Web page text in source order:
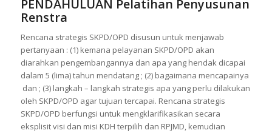
PENDAHULUAN Pelatihan Penyusunan
Renstra
Rencana strategis SKPD/OPD disusun untuk menjawab
pertanyaan : (1) kemana pelayanan SKPD/OPD akan
diarahkan pengembangannya dan apa yang hendak dicapai
dalam 5 (lima) tahun mendatang ; (2) bagaimana mencapainya
dan ; (3) langkah – langkah strategis apa yang perlu dilakukan
oleh SKPD/OPD agar tujuan tercapai. Rencana strategis
SKPD/OPD berfungsi untuk mengklarifikasikan secara
eksplisit visi dan misi KDH terpilih dan RPJMD, kemudian